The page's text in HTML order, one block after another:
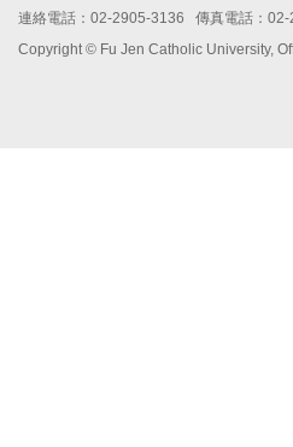
連絡電話：02-2905-3136 傳真電話：
Copyright © Fu Jen Catholic University,